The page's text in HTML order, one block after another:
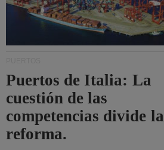
Puertos de Italia: La
cuestión de las
competencias divide la
reforma.